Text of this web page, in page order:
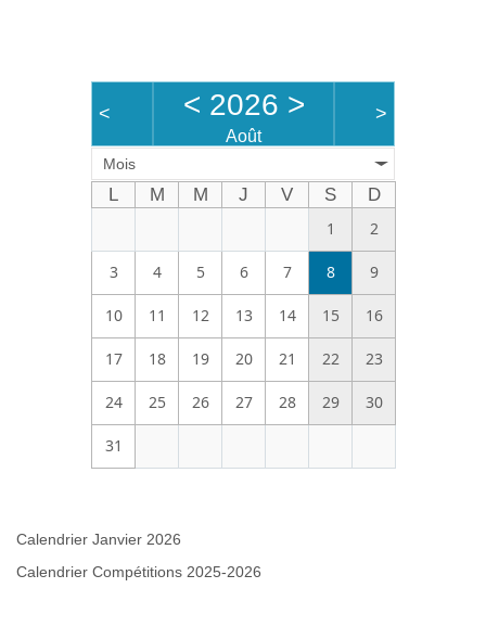
Bénévoles
Vidéos
Boutique
< < 2026 >
Août
>
Mois
L M M J V S
D
1
2
3 4 5 6 7 8 9
10 11 12 13 14 15 16
17 18 19 20 21 22 23
24 25 26 27 28 29 30
31
Calendrier Janvier 2026
Calendrier Compétitions 2025-2026